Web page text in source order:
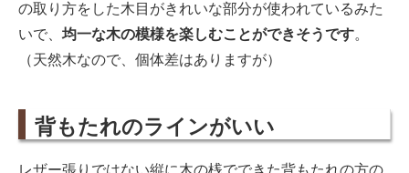
の取り方をした木目がきれいな部分が使われているみた
いで、 均一な木の模様を楽しむことができそうです。
（天然木なので、個体差はありますが）
背もたれのラインがいい